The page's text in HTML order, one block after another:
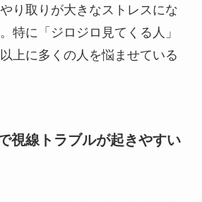
り取りが大きなストレスにな
特に「ジロジロ見てくる人」
上に多くの人を悩ませている
視線トラブルが起きやすい